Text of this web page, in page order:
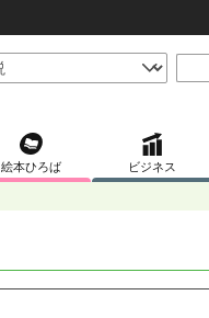
絵本ひろば ビジネス